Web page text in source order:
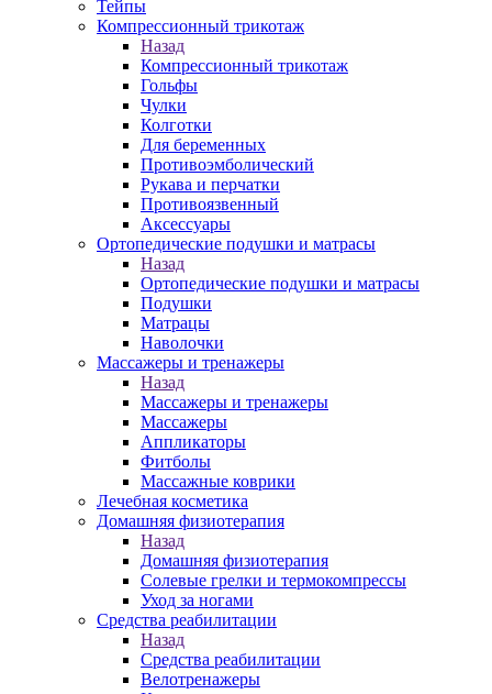
Тейпы
Компрессионный трикотаж
Назад
Компрессионный трикотаж
Гольфы
Чулки
Колготки
Для беременных
Противоэмболический
Рукава и перчатки
Противоязвенный
Аксессуары
Ортопедические подушки и матрасы
Назад
Ортопедические подушки и матрасы
Подушки
Матрацы
Наволочки
Массажеры и тренажеры
Назад
Массажеры и тренажеры
Массажеры
Аппликаторы
Фитболы
Массажные коврики
Лечебная косметика
Домашняя физиотерапия
Назад
Домашняя физиотерапия
Солевые грелки и термокомпрессы
Уход за ногами
Средства реабилитации
Назад
Средства реабилитации
Велотренажеры